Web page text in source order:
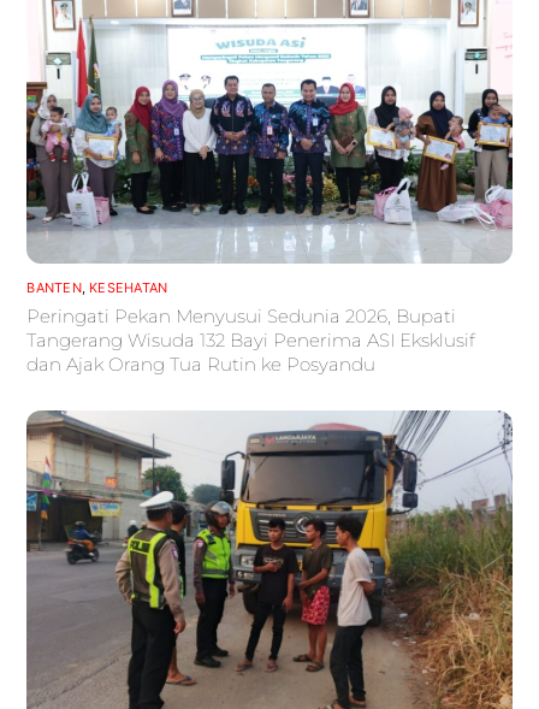
BANTEN, KESEHATAN
Peringati Pekan Menyusui Sedunia 2026, Bupati
Tangerang Wisuda 132 Bayi Penerima ASI Eksklusif
dan Ajak Orang Tua Rutin ke Posyandu